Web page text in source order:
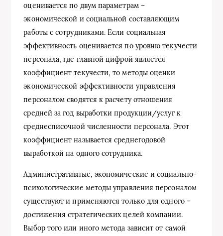
оценивается по двум параметрам –
экономической и социальной составляющим
работы с сотрудниками. Если социальная
эффективность оценивается по уровню текучести
персонала, где главной цифрой является
коэффициент текучести, то методы оценки
экономической эффективности управления
персоналом сводятся к расчету отношения
средней за год выработки продукции/услуг к
среднесписочной численности персонала. Этот
коэффициент называется среднегодовой
выработкой на одного сотрудника.
Административные, экономические и социально-
психологические методы управления персоналом
существуют и применяются только для одного –
достижения стратегических целей компании.
Выбор того или иного метода зависит от самой